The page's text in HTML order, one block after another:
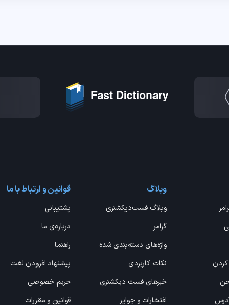
کردن
وبلاگ
وبلاگ فست‌دیکشنری
گرامر
واژه‌های دسته‌بندی شده
نکات کاربردی
خبرهای فست دیکشنری
افتخارات و جوایز
قوانین و ارتباط با ما
پشتیبانی
درباره‌ی ما
راهنما
پیشنهاد افزودن لغت
حریم خصوصی
قوانین و مقررات